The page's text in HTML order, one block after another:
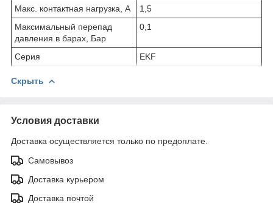
Макс. контактная нагрузка, А
1,5
Максимальный перепад
давления в барах, Бар
0,1
Серия EKF
Скрыть
Условия доставки
Доставка осуществляется только по предоплате.
Самовывоз
Доставка курьером
Доставка почтой